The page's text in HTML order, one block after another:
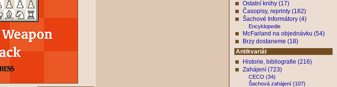
Ostatní knihy (17)
Časopisy, reprinty (182)
Šachové Informátory (4)
Encyklopedie
McFarland na objednávku (54)
Brzy dostaneme (18)
Antikvariát
Historie, bibliografie (216)
Zahájení (723)
CECO (34)
Šachová zahájení (107)